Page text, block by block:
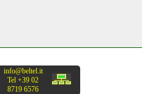
info@beltel.it
Tel +39 02
8719 6576